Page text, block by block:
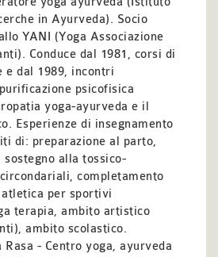
in Ayurveda). Socio
YANI (Yoga Associazione
Conduce dal 1981, corsi di
e dal 1989, incontri
psicofisica
yoga-ayurveda e il
Esperienze di insegnamento
di: preparazione al parto,
alla tossico-
completamento
per sportivi
terapia, ambito artistico
ambito scolastico.
Rasa - Centro yoga, ayurveda